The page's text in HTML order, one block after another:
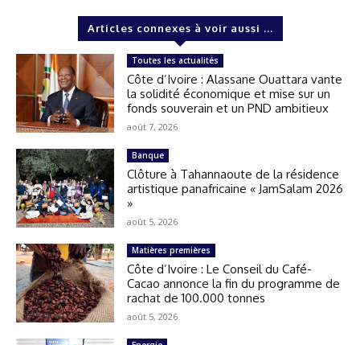
Articles connexes à voir aussi ...
Toutes les actualités
Côte d’Ivoire : Alassane Ouattara vante
la solidité économique et mise sur un
fonds souverain et un PND ambitieux
août 7, 2026
Banque
Clôture à Tahannaoute de la résidence
artistique panafricaine « JamSalam 2026
»
août 5, 2026
Matières premières
Côte d’Ivoire : Le Conseil du Café-
Cacao annonce la fin du programme de
rachat de 100.000 tonnes
août 5, 2026